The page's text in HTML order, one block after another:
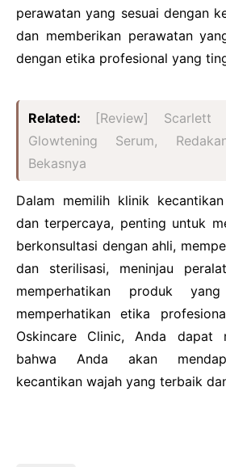
perawatan yang sesuai dengan
dan memberikan perawatan
dengan etika profesional yang
Related: [Review]
Glowtening Serum,
Bekasnya
Dalam memilih klinik
dan terpercaya, penting untuk
berkonsultasi dengan ahli,
dan sterilisasi, meninjau
memperhatikan produk
memperhatikan etika
Oskincare Clinic, Anda dapat
bahwa Anda akan
kecantikan wajah yang terbaik